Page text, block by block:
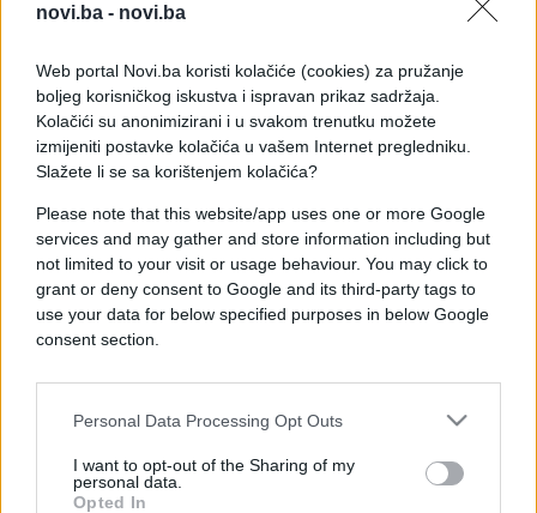
novi.ba - novi.ba
Web portal Novi.ba koristi kolačiće (cookies) za pružanje
boljeg korisničkog iskustva i ispravan prikaz sadržaja.
Kolačići su anonimizirani i u svakom trenutku možete
izmijeniti postavke kolačića u vašem Internet pregledniku.
Slažete li se sa korištenjem kolačića?
Please note that this website/app uses one or more Google
services and may gather and store information including but
not limited to your visit or usage behaviour. You may click to
grant or deny consent to Google and its third-party tags to
use your data for below specified purposes in below Google
consent section.
Personal Data Processing Opt Outs
I want to opt-out of the Sharing of my
personal data.
Opted In
Zemljotres jačine četiri stepena prema Richterovoj
epicentar registrovan nedaleko od hrvatskog
mjesta Đakovo.
Zemljotres jačine četiri stepena prema Richterovoj
skali potresao je područje sjeverne Bosne, dok je
epicentar registrovan nedaleko od hrvatskog
mjesta Đakovo.
Zemljotres su potvrdili instrumenti Geofizičkog
odsjeka PMF-a u Zagrebu, a prema njihovoj
evidenciji radi se o jačini od oko 4 stepena po
dubini od šest kilometara.
Također, drhtanje tla se osjetilo i na području
Bosne i Hercegovine, posebno u okruženju Orašja,
Bosanskog Šamca i Modriče.